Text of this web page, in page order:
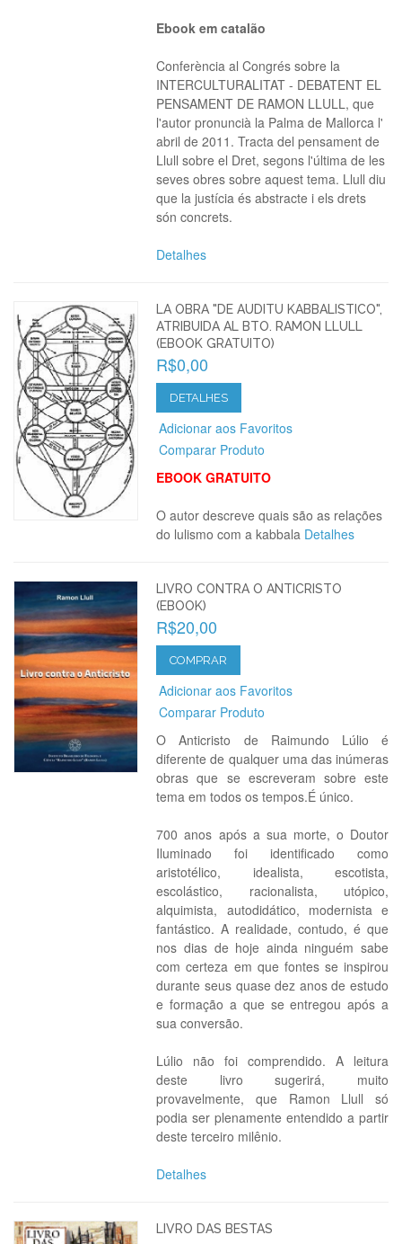
Ebook em catalão
Conferència al Congrés sobre la
INTERCULTURALITAT - DEBATENT EL
PENSAMENT DE RAMON LLULL, que
l'autor pronuncià la Palma de Mallorca l'
abril de 2011. Tracta del pensament de
Llull sobre el Dret, segons l'última de les
seves obres sobre aquest tema. Llull diu
que la justícia és abstracte i els drets
són concrets.
Detalhes
LA OBRA "DE AUDITU KABBALISTICO",
ATRIBUIDA AL BTO. RAMON LLULL
(EBOOK GRATUITO)
R$0,00
DETALHES
Adicionar aos Favoritos
Comparar Produto
EBOOK GRATUITO
O autor descreve quais são as relações
do lulismo com a kabbala Detalhes
LIVRO CONTRA O ANTICRISTO
(EBOOK)
R$20,00
COMPRAR
Adicionar aos Favoritos
Comparar Produto
O Anticristo de Raimundo Lúlio é
diferente de qualquer uma das inúmeras
obras que se escreveram sobre este
tema em todos os tempos.É único.
700 anos após a sua morte, o Doutor
Iluminado foi identificado como
aristotélico, idealista, escotista,
escolástico, racionalista, utópico,
alquimista, autodidático, modernista e
fantástico. A realidade, contudo, é que
nos dias de hoje ainda ninguém sabe
com certeza em que fontes se inspirou
durante seus quase dez anos de estudo
e formação a que se entregou após a
sua conversão.
Lúlio não foi comprendido. A leitura
deste livro sugerirá, muito
provavelmente, que Ramon Llull só
podia ser plenamente entendido a partir
deste terceiro milênio.
Detalhes
LIVRO DAS BESTAS